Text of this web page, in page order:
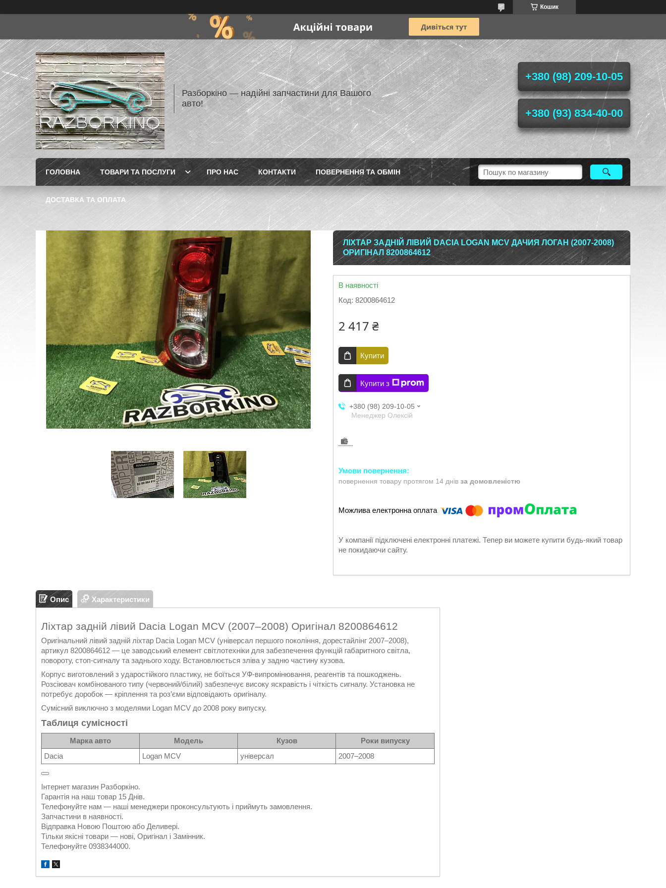
Кошик
Разборкіно — надійні запчастини для Вашого
авто!
+380 (98) 209-10-05
+380 (93) 834-40-00
ГОЛОВНА ТОВАРИ ТА ПОСЛУГИ ПРО НАС КОНТАКТИ ПОВЕРНЕННЯ ТА ОБМІН
ДОСТАВКА ТА ОПЛАТА
ЛІХТАР ЗАДНІЙ ЛІВИЙ DACIA LOGAN MCV ДАЧИЯ ЛОГАН (2007-2008)
ОРИГІНАЛ 8200864612
В наявності
Код: 8200864612
2 417 ₴
Купити
Купити з
+380 (98) 209-10-05
Менеджер Олексій
повернення товару протягом 14 днів за домовленістю
У компанії підключені електронні платежі. Тепер ви можете купити будь-який товар
не покидаючи сайту.
Опис Характеристики
Ліхтар задній лівий Dacia Logan MCV (2007–2008) Оригінал 8200864612
Оригінальний лівий задній ліхтар Dacia Logan MCV (універсал першого покоління, дорестайлінг 2007–2008),
артикул 8200864612 — це заводський елемент світлотехніки для забезпечення функцій габаритного світла,
повороту, стоп-сигналу та заднього ходу. Встановлюється зліва у задню частину кузова.
Корпус виготовлений з ударостійкого пластику, не боїться УФ-випромінювання, реагентів та пошкоджень.
Розсіювач комбінованого типу (червоний/білий) забезпечує високу яскравість і чіткість сигналу. Установка не
потребує доробок — кріплення та роз’єми відповідають оригіналу.
Сумісний виключно з моделями Logan MCV до 2008 року випуску.
Таблиця сумісності
Марка авто Модель Кузов
Роки випуску
Dacia
Logan MCV універсал 2007–2008
Інтернет магазин Разборкіно.
Гарантія на наш товар 15 Днів.
Телефонуйте нам — наші менеджери проконсультують і приймуть замовлення.
Запчастини в наявності.
Відправка Новою Поштою або Деливері.
Тільки якісні товари — нові, Оригінал і Замінник.
Телефонуйте 0938344000.